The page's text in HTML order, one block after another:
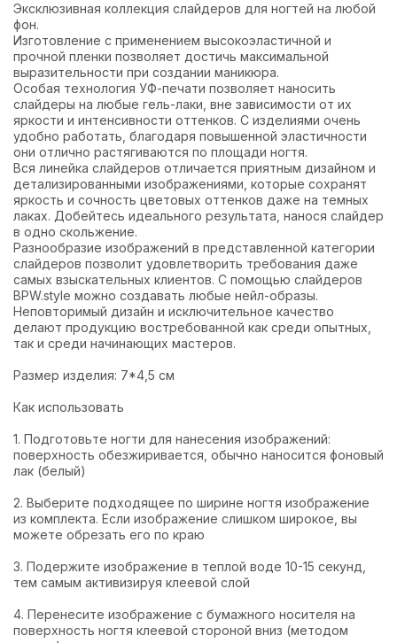
Эксклюзивная коллекция слайдеров для ногтей на любой
фон.
Изготовление с применением высокоэластичной и
прочной пленки позволяет достичь максимальной
выразительности при создании маникюра.
Особая технология УФ-печати позволяет наносить
слайдеры на любые гель-лаки, вне зависимости от их
яркости и интенсивности оттенков. С изделиями очень
удобно работать, благодаря повышенной эластичности
они отлично растягиваются по площади ногтя.
Вся линейка слайдеров отличается приятным дизайном и
детализированными изображениями, которые сохранят
яркость и сочность цветовых оттенков даже на темных
лаках. Добейтесь идеального результата, нанося слайдер
в одно скольжение.
Разнообразие изображений в представленной категории
слайдеров позволит удовлетворить требования даже
самых взыскательных клиентов. С помощью слайдеров
BPW.style можно создавать любые нейл-образы.
Неповторимый дизайн и исключительное качество
делают продукцию востребованной как среди опытных,
так и среди начинающих мастеров.
Размер изделия: 7*4,5 см
Как использовать
1. Подготовьте ногти для нанесения изображений:
поверхность обезжиривается, обычно наносится фоновый
лак (белый)
2. Выберите подходящее по ширине ногтя изображение
из комплекта. Если изображение слишком широкое, вы
можете обрезать его по краю
3. Подержите изображение в теплой воде 10-15 секунд,
тем самым активизируя клеевой слой
4. Перенесите изображение с бумажного носителя на
поверхность ногтя клеевой стороной вниз (методом